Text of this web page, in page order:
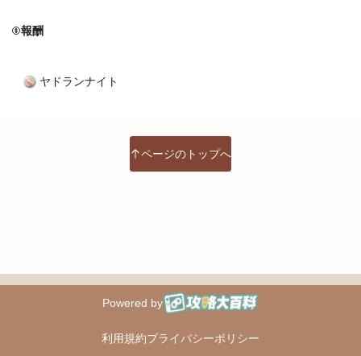
報酬
ヤドランナイト
ページのトップへ
Powered by
攻略大百科
利用規約プライバシーポリシー